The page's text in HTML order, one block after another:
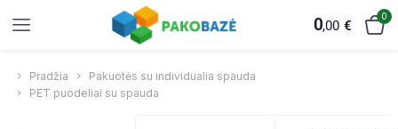
0,00 €
0
Pradžia
Pakuotės su individualia spauda
PET puodeliai su spauda